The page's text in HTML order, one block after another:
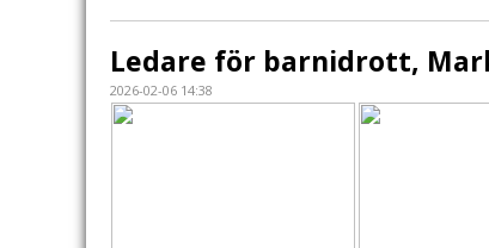
Ledare för barnidrott,
2026-02-06 14:38